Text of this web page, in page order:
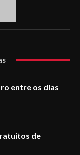
entre os dias
de